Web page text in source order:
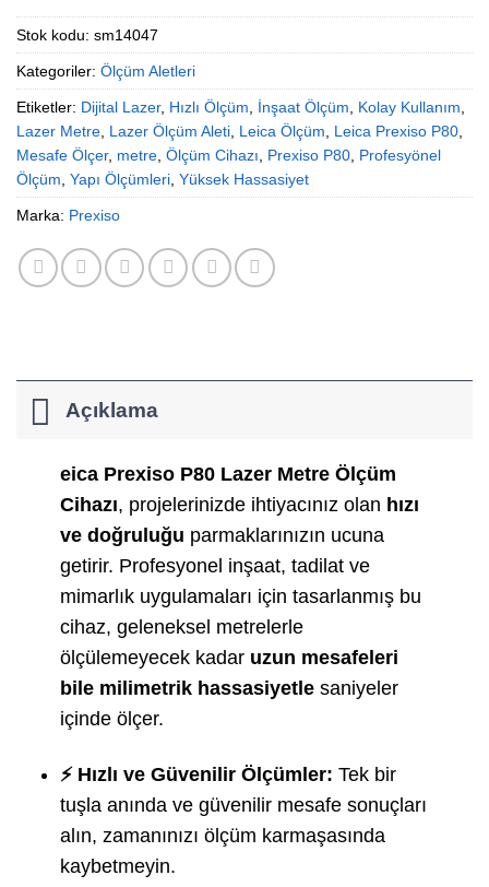
4.859,00₺.fiyat:
Stok kodu: sm14047
Kategoriler: Ölçüm Aletleri
Etiketler: Dijital Lazer, Hızlı Ölçüm İnşaat Ölçüm Kolay Kullanım
Lazer Metre Lazer Ölçüm Aleti Leica Ölçüm Leica Prexiso P80
Mesafe Ölçer, metre Ölçüm Cihazı Prexiso P80 Profesyönel
Ölçüm Yapı Ölçümleri Yüksek Hassasiyet
Marka: Prexiso
Açıklama
eica Prexiso P80 Lazer Metre Ölçüm
Cihazı, projelerinizde ihtiyacınız olan hızı
ve doğruluğu parmaklarınızın ucuna
getirir. Profesyonel inşaat, tadilat ve
mimarlık uygulamaları için tasarlanmış bu
cihaz, geleneksel metrelerle
ölçülemeyecek kadar uzun mesafeleri
bile milimetrik hassasiyetle saniyeler
içinde ölçer.
⚡ Hızlı ve Güvenilir Ölçümler: Tek bir
tuşla anında ve güvenilir mesafe sonuçları
alın, zamanınızı ölçüm karmaşasında
kaybetmeyin.